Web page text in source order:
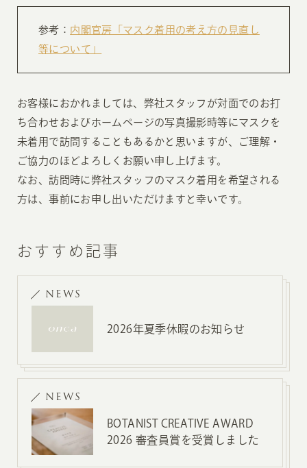
参考： 内閣官房「マスク着用の考え方の見直し
等について」
お客様におかれましては、弊社スタッフが対面でのお打
ち合わせおよびホームページの写真撮影時等にマスクを
未着用で訪問することもあるかと思いますが、ご理解・
ご協力のほどよろしくお願い申し上げます。
なお、訪問時に弊社スタッフのマスク着用を希望される
方は、事前にお申し出いただけますと幸いです。
おすすめ記事
NEWS
2026年夏季休暇のお知らせ
NEWS
BOTANIST CREATIVE AWARD
2026 審査員賞を受賞しました